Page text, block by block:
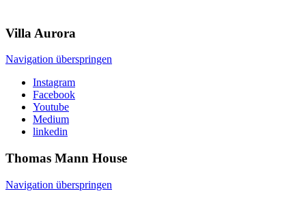
Villa Aurora
Navigation überspringen
Instagram
Facebook
Youtube
Medium
linkedin
Thomas Mann House
Navigation überspringen